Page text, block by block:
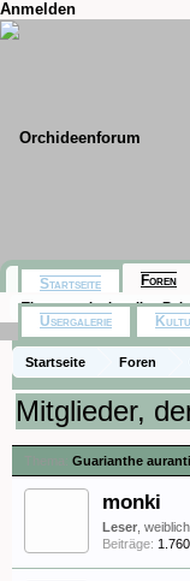
Anmelden
Startseite Foren
Steckbriefe (species)
Mitglieder,
Thema: Guarianthe
monki
Leser ,
Beiträge: 1.760
Startseite Foren
Themen mit aktuellen
Usergalerie